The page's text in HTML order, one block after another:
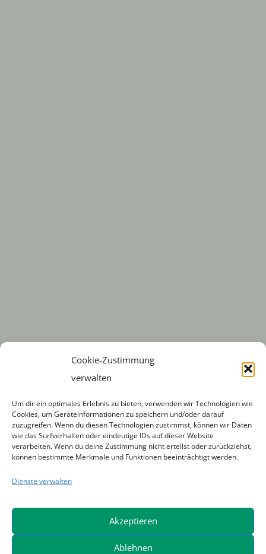
Cookie-Zustimmung
verwalten
Um dir ein optimales Erlebnis zu bieten, verwenden wir Technologien wie
Cookies, um Geräteinformationen zu speichern und/oder darauf
zuzugreifen. Wenn du diesen Technologien zustimmst, können wir Daten
wie das Surfverhalten oder eindeutige IDs auf dieser Website
verarbeiten. Wenn du deine Zustimmung nicht erteilst oder zurückziehst,
können bestimmte Merkmale und Funktionen beeinträchtigt werden.
Dienste verwalten
Akzeptieren
Ablehnen